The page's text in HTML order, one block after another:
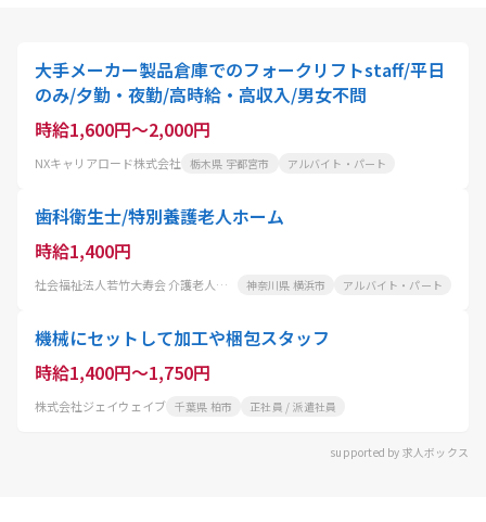
大手メーカー製品倉庫でのフォークリフトstaff/平日
のみ/夕勤・夜勤/高時給・高収入/男女不問
時給1,600円～2,000円
NXキャリアロード株式会社 栃木県 宇都宮市 アルバイト・パート
歯科衛生士/特別養護老人ホーム
時給1,400円
社会福祉法人若竹大寿会 介護老人福祉施設 わかたけ富岡 神奈川県 横浜市 アルバイト・パート
機械にセットして加工や梱包スタッフ
時給1,400円～1,750円
株式会社ジェイウェイブ 千葉県 柏市 正社員 / 派遣社員
supported by 求人ボックス